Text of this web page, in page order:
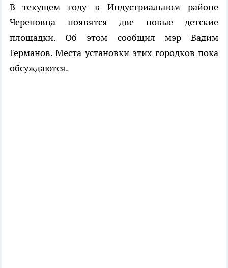
В текущем году в Индустриальном районе
Череповца появятся две новые детские
площадки. Об этом сообщил мэр Вадим
Германов. Места установки этих городков пока
обсуждаются.